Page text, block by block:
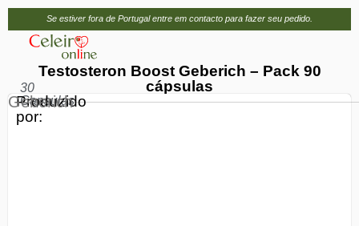
Se estiver fora de Portugal entre em contacto para fazer seu pedido.
Testosteron Boost Geberich – Pack 90
cápsulas
30
Capsulas
Produzido
por:
Geberich